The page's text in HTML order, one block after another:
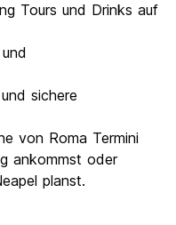
Tours und Drinks auf
sichere
von Roma Termini
ankommst oder
planst.